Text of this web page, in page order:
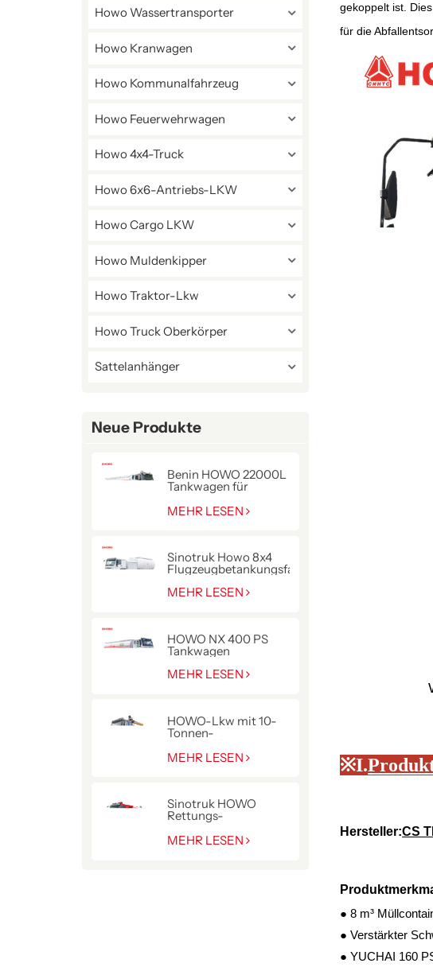
Howo Wassertransporter
Howo Kranwagen
Howo Kommunalfahrzeug
Howo Feuerwehrwagen
Howo 4x4-Truck
Howo 6x6-Antriebs-LKW
Howo Cargo LKW
Howo Muldenkipper
Howo Traktor-Lkw
Howo Truck Oberkörper
Sattelanhänger
Neue Produkte
Benin HOWO 22000L
Tankwagen für
Kraftstofflieferung
MEHR LESEN
Sinotruk Howo 8x4
Flugzeugbetankungsfahrzeug
MEHR LESEN
HOWO NX 400 PS
Tankwagen
MEHR LESEN
HOWO-Lkw mit 10-
Tonnen-
MEHR LESEN
Sinotruk HOWO
Rettungs-
Pumpenwagen für die
Polizei
MEHR LESEN
gekoppelt ist.
für die
※I.
Hersteller:CS
● 8 m³
● Verstärkter
● YUCHAI 160